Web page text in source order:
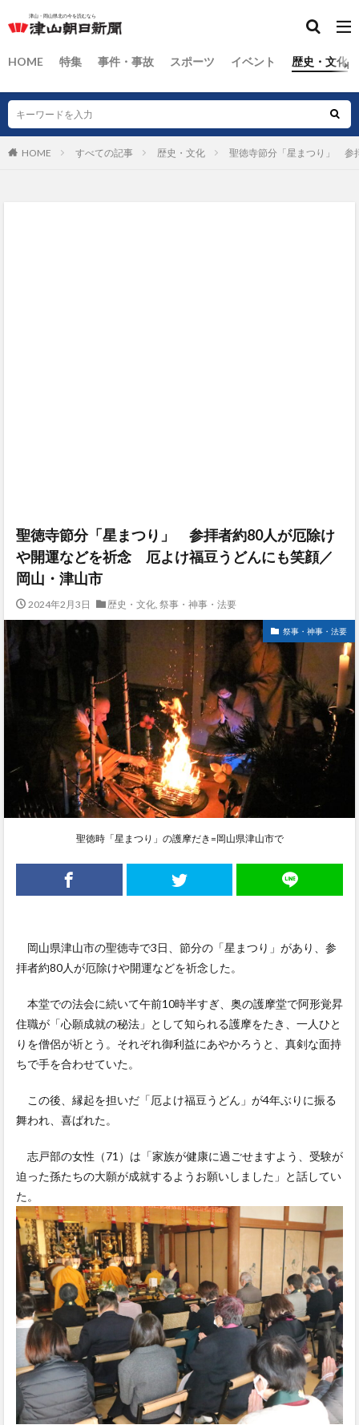
HOME 特集 事件・事故 スポーツ イベント 歴史・文化
HOME すべての記事 歴史・文化 聖徳寺節分「星まつり」 参
聖徳寺節分「星まつり」 参拝者約80人が厄除け
や開運などを祈念 厄よけ福豆うどんにも笑顔／
岡山・津山市
2024年2月3日 歴史・文化, 祭事・神事・法要
祭事・神事・法要
聖徳時「星まつり」の護摩だき=岡山県津山市で
岡山県津山市の聖徳寺で3日、節分の「星まつり」があり、参
拝者約80人が厄除けや開運などを祈念した。
本堂での法会に続いて午前10時半すぎ、奥の護摩堂で阿形覚昇
住職が「心願成就の秘法」として知られる護摩をたき、一人ひと
りを僧侶が祈とう。それぞれ御利益にあやかろうと、真剣な面持
ちで手を合わせていた。
この後、縁起を担いだ「厄よけ福豆うどん」が4年ぶりに振る
舞われ、喜ばれた。
志戸部の女性（71）は「家族が健康に過ごせますよう、受験が
迫った孫たちの大願が成就するようお願いしました」と話してい
た。